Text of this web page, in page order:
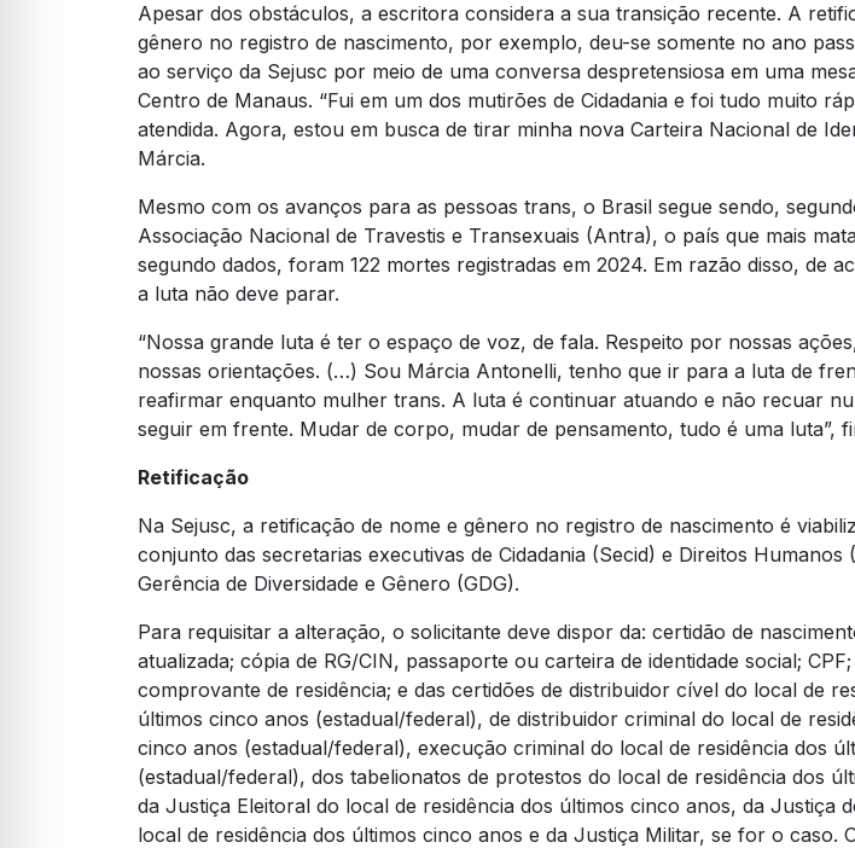
Apesar dos obstáculos, a escritora considera a sua transição recente. A
gênero no registro de nascimento, por exemplo, deu-se somente no ano
ao serviço da Sejusc por meio de uma conversa despretensiosa em uma
Centro de Manaus. “Fui em um dos mutirões de Cidadania e foi tudo muito
atendida. Agora, estou em busca de tirar minha nova Carteira Nacional de
Márcia.
Mesmo com os avanços para as pessoas trans, o Brasil segue sendo,
Associação Nacional de Travestis e Transexuais (Antra), o país que mais
segundo dados, foram 122 mortes registradas em 2024. Em razão disso, de
a luta não deve parar.
“Nossa grande luta é ter o espaço de voz, de fala. Respeito por nossas
nossas orientações. (…) Sou Márcia Antonelli, tenho que ir para a luta de
reafirmar enquanto mulher trans. A luta é continuar atuando e não recuar
seguir em frente. Mudar de corpo, mudar de pensamento, tudo é uma luta”,
Retificação
Na Sejusc, a retificação de nome e gênero no registro de nascimento é
conjunto das secretarias executivas de Cidadania (Secid) e Direitos Humanos
Gerência de Diversidade e Gênero (GDG).
Para requisitar a alteração, o solicitante deve dispor da: certidão de
atualizada; cópia de RG/CIN, passaporte ou carteira de identidade social;
comprovante de residência; e das certidões de distribuidor cível do local de
últimos cinco anos (estadual/federal), de distribuidor criminal do local de
cinco anos (estadual/federal), execução criminal do local de residência dos
(estadual/federal), dos tabelionatos de protestos do local de residência dos
da Justiça Eleitoral do local de residência dos últimos cinco anos, da Justiça
local de residência dos últimos cinco anos e da Justiça Militar, se for o caso.